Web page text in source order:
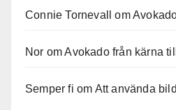
Connie Tornevall om
Nor omAvokado från kärna
Semper fi om Att använda